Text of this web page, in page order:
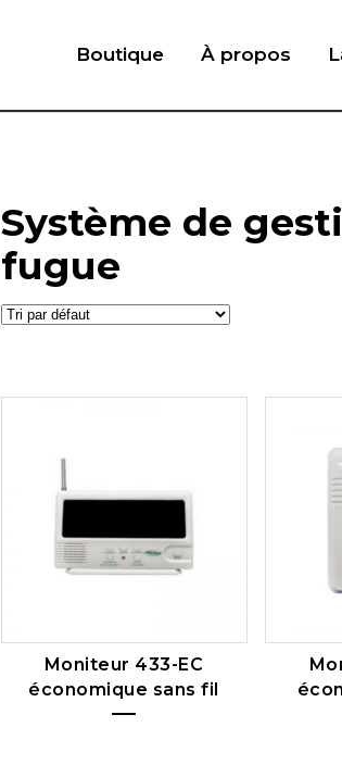
Boutique À propos
Système de
fugue
Moniteur 433-EC
économique sans fil